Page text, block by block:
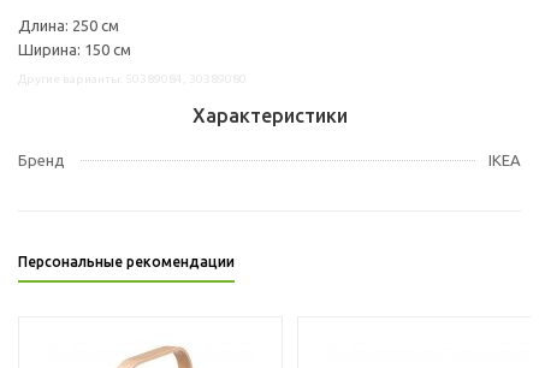
Длина: 250 см
Ширина: 150 см
Характеристики
Бренд IKEA
Персональные рекомендации